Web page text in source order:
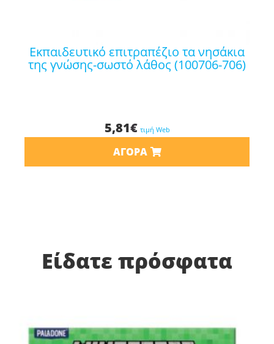
εκπαιδευτικό επιτραπέζιο τα νησάκια
της γνώσης-σωστό λάθος (100706-706)
5,81€ τιμή Web
ΑΓΟΡΆ
Είδατε πρόσφατα